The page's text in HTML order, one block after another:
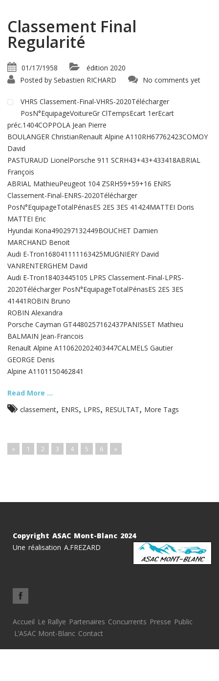
Classement Final
Regularité
01/17/1958
édition 2020
Posted by Sebastien RICHARD No comments yet
VHRS Classement-Final-VHRS-2020Télécharger
PosN°EquipageVoitureGr ClTempsEcart 1erEcart
préc.1404COPPOLA Jean Pierre
BOULANGER ChristianRenault Alpine A110RH67762423COMOY
David
PASTURAUD LionelPorsche 911 SCRH43+43+433418ABRIAL
François
ABRIAL MathieuPeugeot 104 ZSRH59+59+16 ENRS
Classement-Final-ENRS-2020Télécharger
PosN°EquipageTotalPénasES 2ES 3ES 41424MATTEI Doris
MATTEI Eric
Hyundai Kona490297132449BOUCHET Damien
MARCHAND Benoit
Audi E-Tron168041111163425MUGNIERY David
VANRENTERGHEM David
Audi E-Tron18403445105 LPRS Classement-Final-LPRS-
2020Télécharger PosN°EquipageTotalPénasES 2ES 3ES
41441ROBIN Bruno
ROBIN Alexandra
Porsche Cayman GT4480257162437PANISSET Mathieu
BALMAIN Jean-Francois
Renault Alpine A110620202403447CALMELS Gautier
GEORGE Denis
Alpine A1101150462841
Read More ...
classement, ENRS, LPRS, RESULTAT, More Tags
« 1 2 3 4 5 6 »
Copyright ASAC Mont-Blanc 2024
Une réalisation A.FREZARD
Accueil Le Rallye Partenaires Concurrents Presse Public
L’ASAC Mont-Blanc Contact